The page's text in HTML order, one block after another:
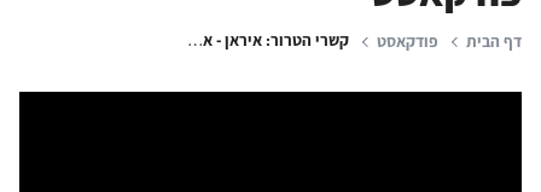
דף הבית פודקאסט קשרי הטרור: איראן - אלקאעדה; מגמות שיח בעולם הערבי בראשית 2021 ; ברית ישראל - יוון